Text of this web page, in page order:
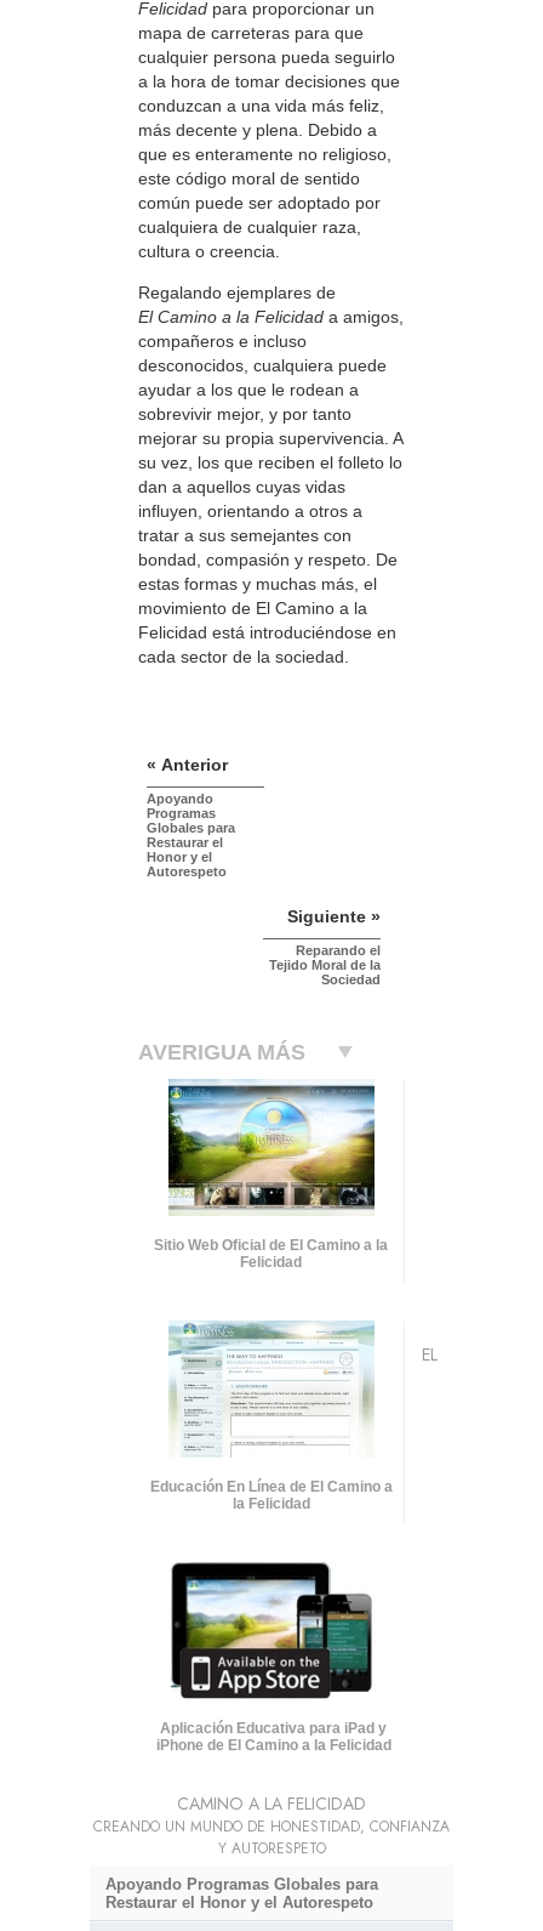
Felicidad para proporcionar un
mapa de carreteras para que
cualquier persona pueda seguirlo
a la hora de tomar decisiones que
conduzcan a una vida más feliz,
más decente y plena. Debido a
que es enteramente no religioso,
este código moral de sentido
común puede ser adoptado por
cualquiera de cualquier raza,
cultura o creencia.
Regalando ejemplares de
El Camino a la Felicidad a amigos,
compañeros e incluso
desconocidos, cualquiera puede
ayudar a los que le rodean a
sobrevivir mejor, y por tanto
mejorar su propia supervivencia. A
su vez, los que reciben el folleto lo
dan a aquellos cuyas vidas
influyen, orientando a otros a
tratar a sus semejantes con
bondad, compasión y respeto. De
estas formas y muchas más, el
movimiento de El Camino a la
Felicidad está introduciéndose en
cada sector de la sociedad.
« Anterior
Apoyando
Programas
Globales para
Restaurar el
Honor y el
Autorespeto
Siguiente »
Reparando el
Tejido Moral de la
Sociedad
AVERIGUA MÁS
Sitio Web Oficial de El Camino a la
Felicidad
Educación En Línea de El Camino a
la Felicidad
Aplicación Educativa para iPad y
iPhone de El Camino a la Felicidad
EL
CAMINO A LA FELICIDAD
CREANDO UN MUNDO DE HONESTIDAD, CONFIANZA
Y AUTORESPETO
Apoyando Programas Globales para
Restaurar el Honor y el Autorespeto